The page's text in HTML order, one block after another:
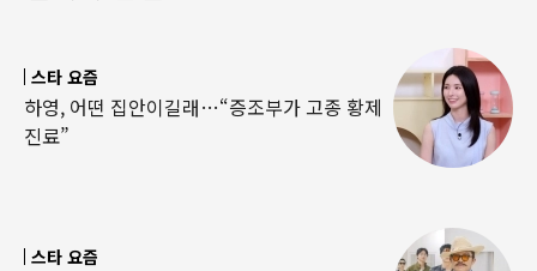
스타 요즘
하영, 어떤 집안이길래…“증조부가 고종 황제
진료”
스타 요즘